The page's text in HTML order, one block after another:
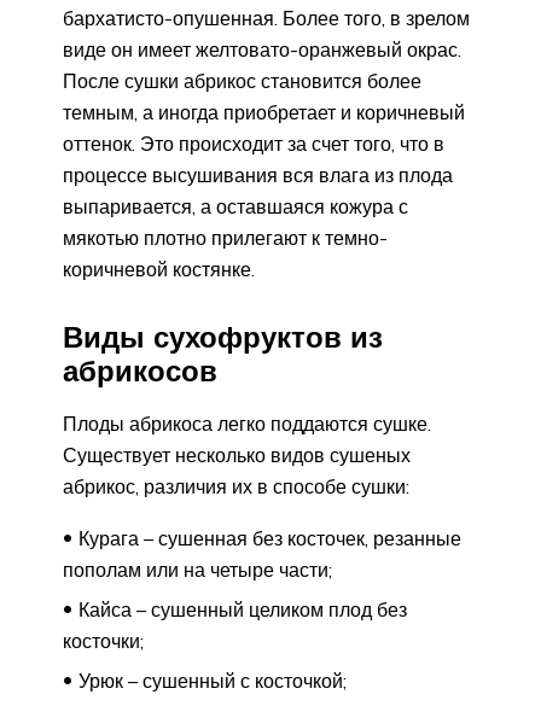
бархатисто-опушенная. Более того, в зрелом
виде он имеет желтовато-оранжевый окрас.
После сушки абрикос становится более
темным, а иногда приобретает и коричневый
оттенок. Это происходит за счет того, что в
процессе высушивания вся влага из плода
выпаривается, а оставшаяся кожура с
мякотью плотно прилегают к темно-
коричневой костянке.
Виды сухофруктов из
абрикосов
Плоды абрикоса легко поддаются сушке.
Существует несколько видов сушеных
абрикос, различия их в способе сушки:
Курага – сушенная без косточек, резанные
пополам или на четыре части;
Кайса – сушенный целиком плод без
косточки;
Урюк – сушенный с косточкой;